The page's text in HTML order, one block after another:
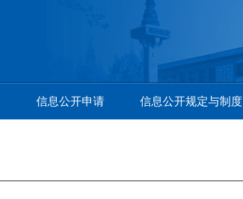
信息公开申请 信息公开规定与制度